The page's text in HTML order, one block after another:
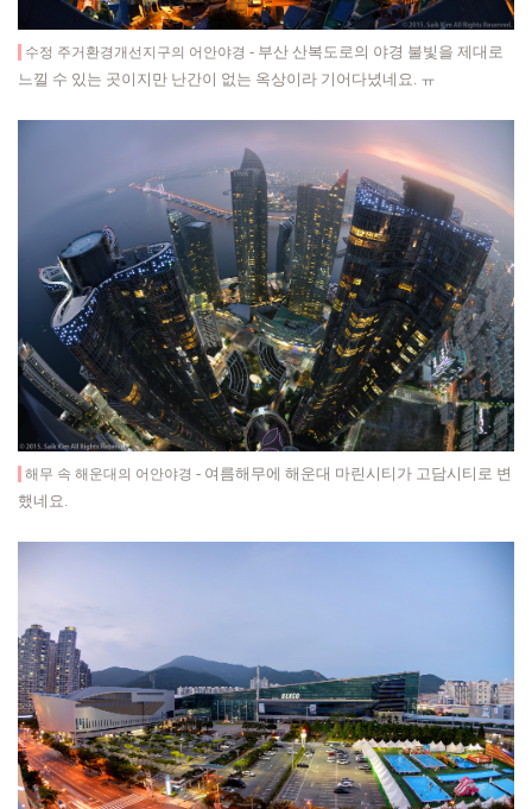
수정 주거환경개선지구의 어안야경 - 부산 산복도로의 야경 불빛을 제대로
느낄 수 있는 곳이지만 난간이 없는 옥상이라 기어다녔네요. ㅠ
해무 속 해운대의 어안야경 - 여름해무에 해운대 마린시티가 고담시티로 변
했네요.